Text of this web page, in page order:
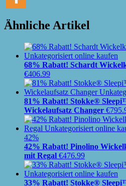
Ähnliche Artikel
68% Rabatt! Schardt
€406.99
81% Rabatt! Stokke®
Wickelaufsatz Changer €
42%
42% Rabatt! Pinolino
mit Regal €476.99
33% Rabatt! Stokke®